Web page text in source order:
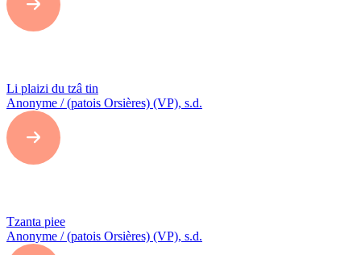
Li plaizi du tzâ tin
Anonyme / (patois Orsières) (VP), s.d.
Tzanta piee
Anonyme / (patois Orsières) (VP), s.d.